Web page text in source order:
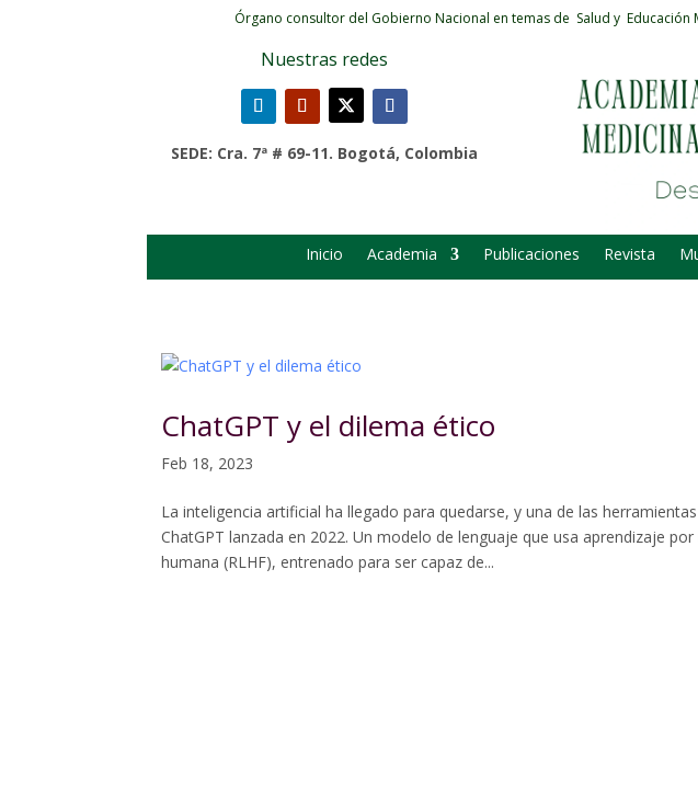
Órgano consultor del Gobierno Nacional en temas de Salud y Educación
Nuestras redes
SEDE: Cra. 7ª # 69-11. Bogotá, Colombia
Inicio Academia Publicaciones Revista
ChatGPT y el dilema ético
Feb 18, 2023
La inteligencia artificial ha llegado para quedarse, y una de las
ChatGPT lanzada en 2022. Un modelo de lenguaje que usa aprendizaje
humana (RLHF), entrenado para ser capaz de...